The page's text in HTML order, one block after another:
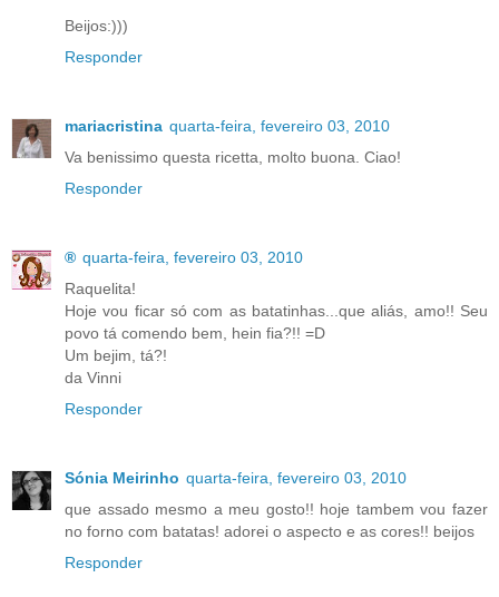
Beijos:)))
Responder
mariacristina quarta-feira, fevereiro 03, 2010
Va benissimo questa ricetta, molto buona. Ciao!
Responder
® quarta-feira, fevereiro 03, 2010
Raquelita!
Hoje vou ficar só com as batatinhas...que aliás, amo!! Seu
povo tá comendo bem, hein fia?!! =D
Um bejim, tá?!
da Vinni
Responder
Sónia Meirinho quarta-feira, fevereiro 03, 2010
que assado mesmo a meu gosto!! hoje tambem vou fazer
no forno com batatas! adorei o aspecto e as cores!! beijos
Responder